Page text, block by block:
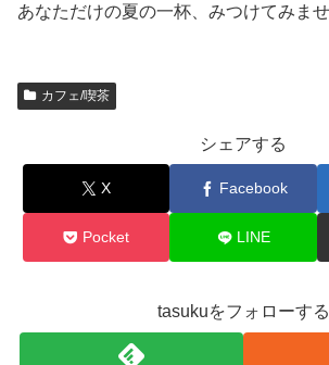
あなただけの夏の一杯、みつけてみま
カフェ/喫茶
シェアする
X Facebook
Pocket LINE
tasukuをフォローする